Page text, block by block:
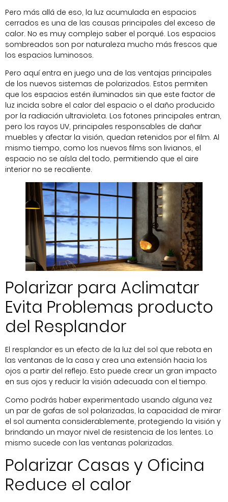
Pero más allá de eso, la luz acumulada en espacios
cerrados es una de las causas principales del exceso de
calor. No es muy complejo saber el porqué. Los espacios
sombreados son por naturaleza mucho más frescos que
los espacios luminosos.
Pero aquí entra en juego una de las ventajas principales
de los nuevos sistemas de polarizados. Estos permiten
que los espacios estén iluminados sin que este factor de
luz incida sobre el calor del espacio o el daño producido
por la radiación ultravioleta. Los fotones principales entran,
pero los rayos UV, principales responsables de dañar
muebles y afectar la visión, quedan retenidos por el film. Al
mismo tiempo, como los nuevos films son livianos, el
espacio no se aísla del todo, permitiendo que el aire
interior no se recaliente.
Polarizar para Aclimatar
Evita Problemas producto
del Resplandor
El resplandor es un efecto de la luz del sol que rebota en
las ventanas de la casa y crea una extensión hacia los
ojos a partir del reflejo. Esto puede crear un gran impacto
en sus ojos y reducir la visión adecuada con el tiempo.
Como podrás haber experimentado usando alguna vez
un par de gafas de sol polarizadas, la capacidad de mirar
el sol aumenta considerablemente, protegiendo la visión y
brindando un mayor nivel de resistencia de los lentes. Lo
mismo sucede con las ventanas polarizadas.
Polarizar Casas y Oficina
Reduce el calor